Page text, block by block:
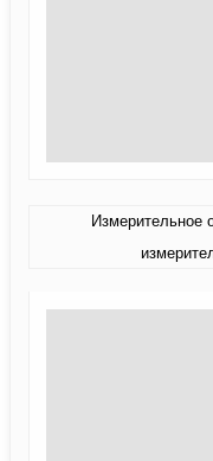
Измерительное